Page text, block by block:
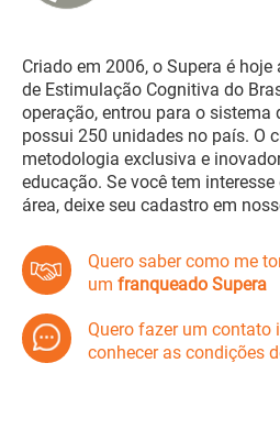
Criado em 2006, o Supera é
de Estimulação Cognitiva do
operação, entrou para o sistema
possui 250 unidades no país. O
metodologia exclusiva e
educação. Se você tem
área, deixe seu cadastro em
Quero saber como me
um franqueado Supera
Quero fazer um contato
conhecer as condições